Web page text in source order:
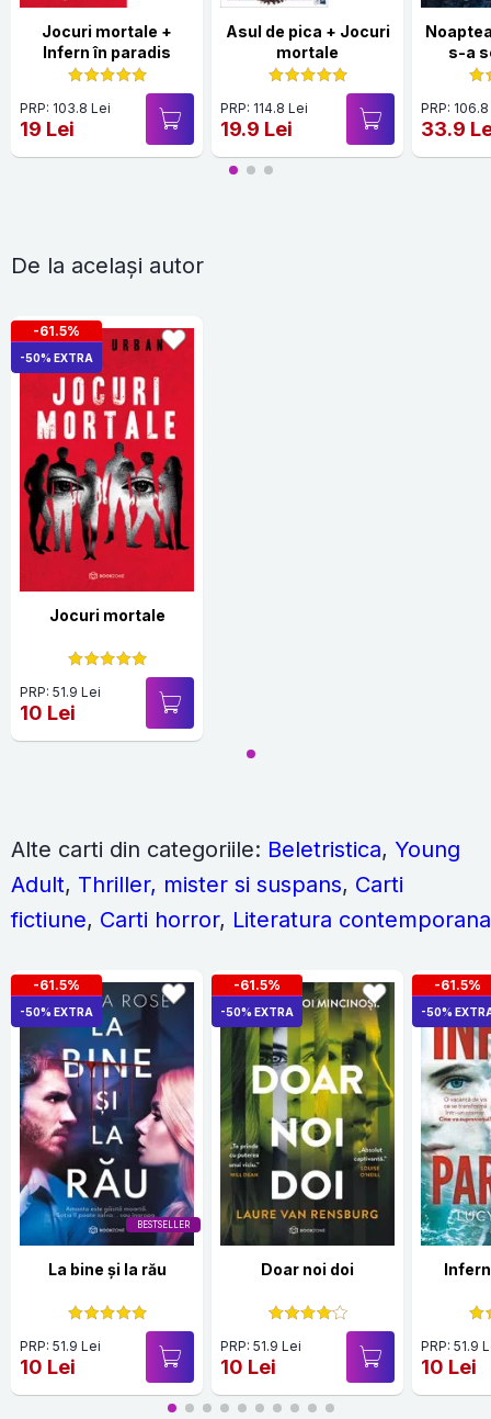
Jocuri mortale +
Infern în paradis
PRP: 103.8 Lei
19 Lei
Asul de pica + Jocuri
mortale
PRP: 114.8 Lei
19.9 Lei
s-a
PRP:
33.9
De la același autor
-61.5%
-50% EXTRA
Jocuri mortale
PRP: 51.9 Lei
10 Lei
Alte carti din categoriile: Beletristica, Young
Adult, Thriller, mister si suspans, Carti
fictiune, Carti horror, Literatura contemporana
BESTSELLER
-61.5%
-50% EXTRA
La bine și la rău
PRP: 51.9 Lei
10 Lei
-61.5%
-50% EXTRA
Doar noi doi
PRP: 51.9 Lei
10 Lei
-61.5%
-50%
PRP: 51.9
10 Lei